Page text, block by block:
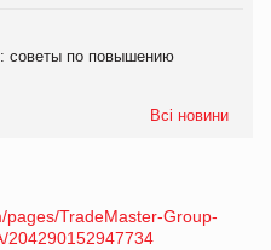
советы по повышению
Всі новини